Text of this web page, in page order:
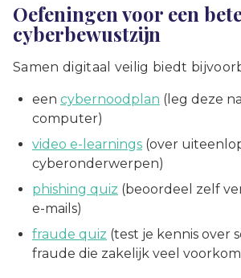
Oefeningen voor een
cyberbewustzijn
Samen digitaal veilig biedt
een cybernoodplan (leg deze
computer)
video e-learnings (over
cyberonderwerpen)
phishing quiz (beoordeel zelf
e-mails)
fraude quiz (test je kennis over
fraude die zakelijk veel